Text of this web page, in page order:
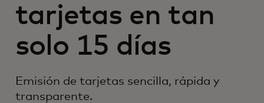
tarjetas en tan
solo 15 días
Emisión de tarjetas sencilla, rápida y
transparente.